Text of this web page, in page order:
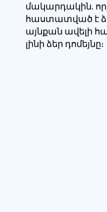
մակարդակին.
հաստատված է
այնքան ավելի
լինի ձեր դոմեյնը։